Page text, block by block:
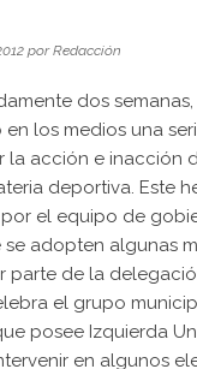
porRedacción
dos
los medios una
la acción e inacción
deportiva. Este
el equipo de
adopten algunas
parte de la
el grupo
posee Izquierda
en algunos